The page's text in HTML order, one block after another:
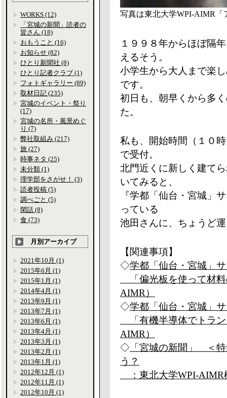
写真は東北大学WPI-AIMR
１９９８年からほぼ隔
えるそう。
小学生から大人まで楽
です。
初日も、朝早くから多
た。
私も、開始時間（１０
で受付。
北門近くに新しく建て
いてみると、
『学都「仙台・宮城」
っている
池田さんに、ちょうど
【関連事項】
◇学都「仙台・宮城」
「偏光板を使って材
AIMR）
◇学都「仙台・宮城」
「有機半導体でトラ
AIMR）
◇ 「宮城の新聞」 ＜
う？
：東北大学WPI-AIMR
WORKS (12)
「宮城の新聞」読者の
皆さん (18)
おもうこと (16)
お知らせ (82)
ひとり新聞社 (8)
ひとり記者クラブ (1)
フォトギャラリー (89)
取材日記 (235)
宮城のイベント・祭り
(17)
宮城の名所・風景めぐ
り (7)
弊社取組み (217)
旅 (27)
時事ネタ (25)
未分類 (1)
理学部をさがせ！ (3)
読者投稿 (5)
調べごと (5)
閑話 (8)
食 (73)
月別アーカイブ
2021年10月 (1)
2015年6月 (1)
2015年1月 (1)
2014年4月 (1)
2013年9月 (1)
2013年7月 (1)
2013年6月 (1)
2013年4月 (1)
2013年3月 (1)
2013年2月 (1)
2013年1月 (1)
2012年12月 (1)
2012年11月 (1)
2012年10月 (1)